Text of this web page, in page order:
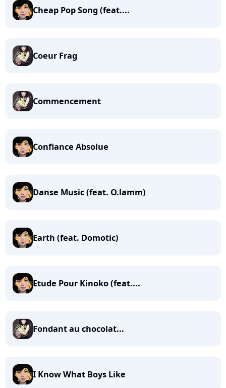
Cheap Pop Song (feat....
Coeur Frag
Commencement
Confiance Absolue
Danse Music (feat. O.lamm)
Earth (feat. Domotic)
Etude Pour Kinoko (feat....
Fondant au chocolat...
I Know What Boys Like